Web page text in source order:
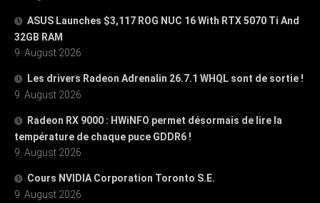
ASUS Launches $3,117 ROG NUC 16 With RTX 5070 Ti And
32GB RAM
9. August 2026
Les drivers Radeon Adrenalin 26.7.1 WHQL sont de sortie !
9. August 2026
Radeon RX 9000 : HWiNFO permet désormais de lire la
température de chaque puce GDDR6 !
9. August 2026
Cours NVIDIA Corporation Toronto S.E.
9. August 2026